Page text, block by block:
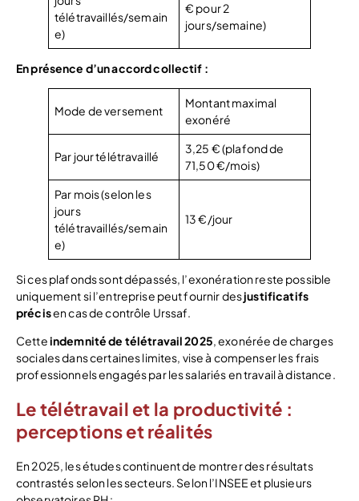
télétravaillés/semain
e)
€ pour 2
jours/semaine)
En présence d’un accord collectif :
Mode de versement
Montant maximal
exonéré
Par jour télétravaillé
3,25 € (plafond de
71,50 €/mois)
Par mois (selon les
jours
télétravaillés/semain
e)
13 €/jour
Si ces plafonds sont dépassés, l’exonération reste possible
uniquement si l’entreprise peut fournir desjustificatifs
précisen cas de contrôle Urssaf.
Cetteindemnité de télétravail 2025, exonérée de charges
sociales dans certaines limites, vise à compenser les frais
professionnels engagés par les salariés en travail à distance.
Le télétravail et la productivité :
perceptions et réalités
En 2025, les études continuent de montrer des résultats
contrastés selon les secteurs. Selon l’INSEE et plusieurs